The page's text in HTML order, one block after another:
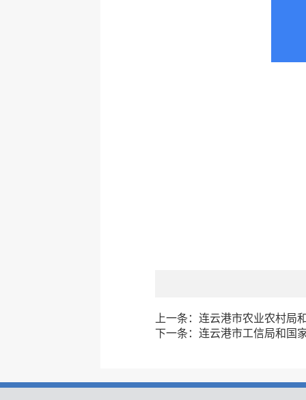
上一条： 连云港市农业农村局
下一条： 连云港市工信局和国